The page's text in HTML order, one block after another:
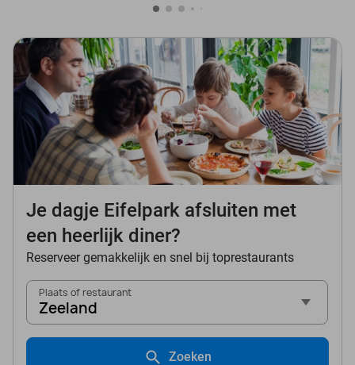
Je dagje Eifelpark afsluiten met
een heerlijk diner?
Reserveer gemakkelijk en snel bij toprestaurants
Plaats of restaurant
Zeeland
Zoeken